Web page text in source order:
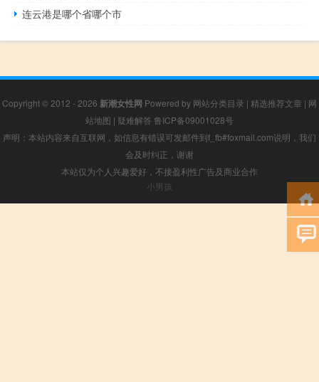
连云港是哪个省哪个市
Copyright © 2012 - 2026 新潮女性网 Powered by 网站分类目录 | 精选推荐文章 | 网
站地图 | 疑难解答 鲁ICP备09001028号
声明：本站内容来自互联网，如信息有错误可发邮件到f_fb#foxmail.com说明，我们
会及时纠正，谢谢
本站仅为个人兴趣爱好，不接盈利性广告及商业合作
小男孩